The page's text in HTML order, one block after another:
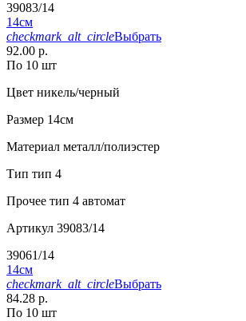
39083/14
14см
checkmark_alt_circleВыбрать
92.00 р.
По 10 шт
Цвет никель/черный
Размер 14см
Материал металл/полиэстер
Тип тип 4
Прочее тип 4 автомат
Артикул 39083/14
39061/14
14см
checkmark_alt_circleВыбрать
84.28 р.
По 10 шт